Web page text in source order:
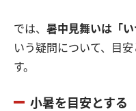
では、 暑中見舞いは「い
いう疑問について、目
す。
小暑を目安とする